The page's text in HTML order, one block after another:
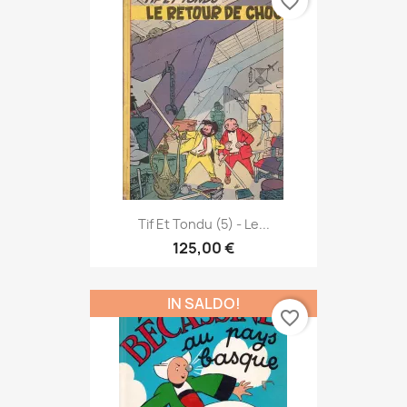
Tif Et Tondu (5) - Le...
125,00 €
IN SALDO!
favorite_border